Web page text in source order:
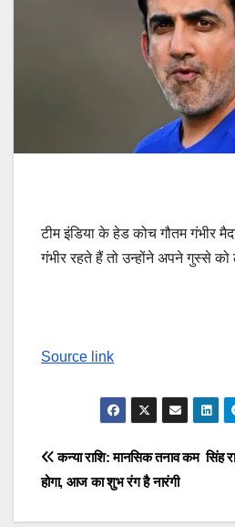
टीम इंडिया के हेड कोच गौतम गंभीर
गंभीर रहते हैं तो उन्होंने अपने गुस्से को
Source link
Post
navigation
सिंह
कन्या राशि: मानसिक तनाव कम
होगा, आज का शुभ रंग है नारंगी